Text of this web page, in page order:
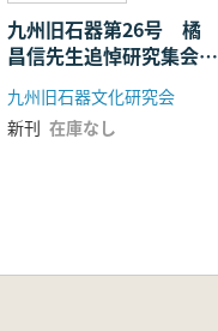
九州旧石器第26号 橘
昌信先生追悼研究集会特
集号
九州旧石器文化研究会
新刊 在庫なし